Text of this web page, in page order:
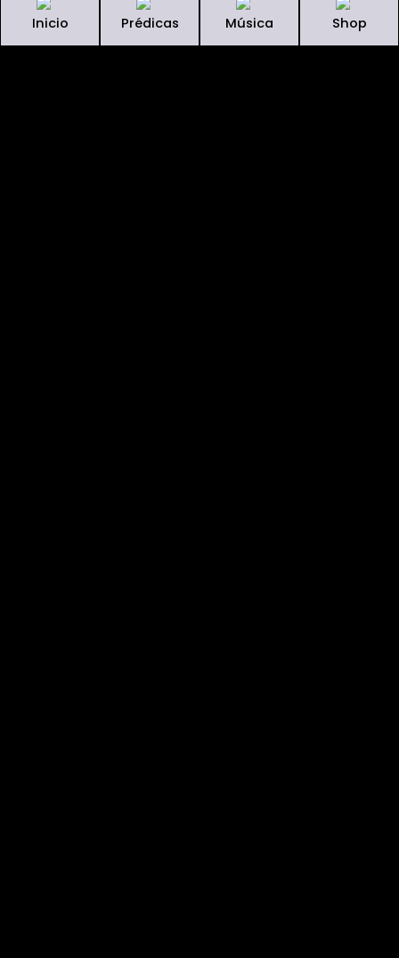
Inicio Prédicas Música Shop